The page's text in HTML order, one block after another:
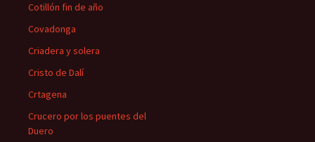
Cotillón fin de año
Covadonga
Criadera y solera
Cristo de Dalí
Crtagena
Crucero por los puentes del
Duero